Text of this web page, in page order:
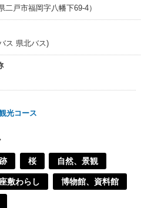
戸市福岡字八幡下69-4）
ス 県北バス)
光コース
桜 自然、景観
座敷わらし 博物館、資料館